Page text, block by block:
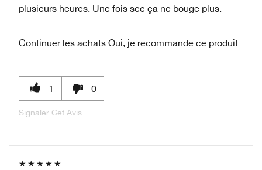
plusieurs heures. Une fois sec ça ne bouge plus.
Continuer les achats Oui, je recommande ce produit
1 0
Signaler Cet Avis